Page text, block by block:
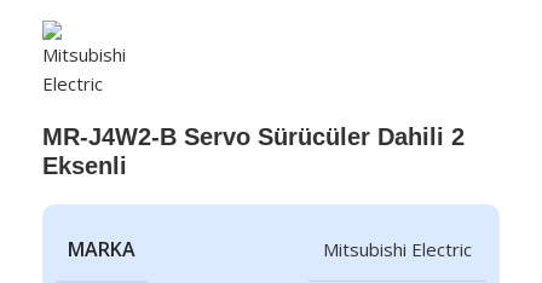
MR-J4W2-B Servo Sürücüler Dahili 2
Eksenli
MARKA Mitsubishi Electric